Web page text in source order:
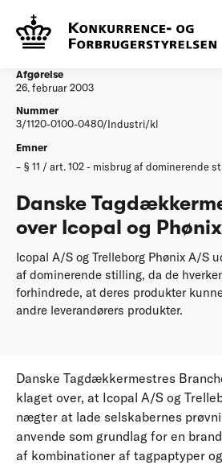
Afgørelser
Phoenix afvist
Afgørelse
26. februar 2003
Nummer
3/1120-0100-0480/Industri/kl
Emner
§ 11 / art. 102 - misbrug af dominerende
Danske
over Icopal og
Icopal A/S og Trelleborg Phønix A/S
af dominerende stilling, da de
forhindrede, at deres produkter
andre leverandørers produkter.
Danske Tagdækkermestres
klaget over, at Icopal A/S og
nægter at lade selskabernes
anvende som grundlag for en
af kombinationer af tagpaptyper